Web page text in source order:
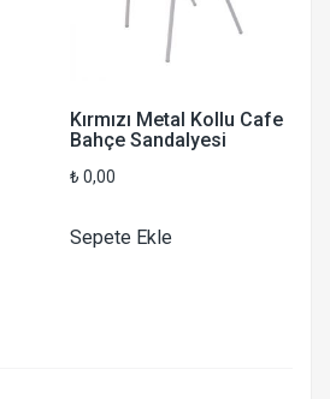
Kırmızı Metal Kollu Cafe
Bahçe Sandalyesi
₺ 0,00
Sepete Ekle